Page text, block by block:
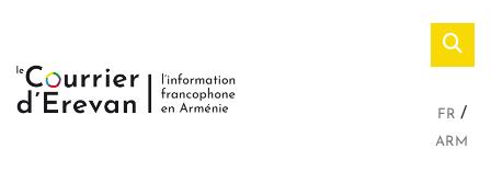
FR
ARM